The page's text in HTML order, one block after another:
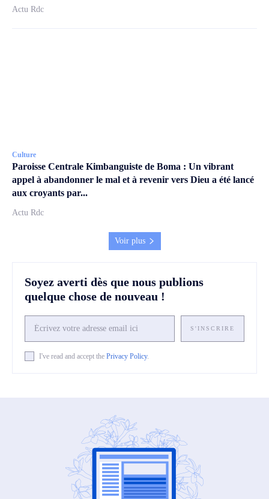
Actu Rdc
Culture
Paroisse Centrale Kimbanguiste de Boma : Un vibrant
appel à abandonner le mal et à revenir vers Dieu a été lancé
aux croyants par...
Actu Rdc
Voir plus
Soyez averti dès que nous publions
quelque chose de nouveau !
S'INSCRIRE
I've read and accept the Privacy Policy.